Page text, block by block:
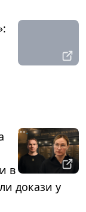
в
докази у